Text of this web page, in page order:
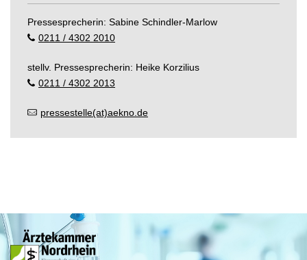
Pressesprecherin: Sabine Schindler-Marlow
0211 / 4302 2010
stellv. Pressesprecherin: Heike Korzilius
0211 / 4302 2013
pressestelle(at)aekno.de